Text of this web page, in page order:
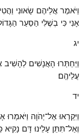
וַיֹּאמֶר אֲלֵיהֶם שָׂאוּנִי
אָנִי כִּי בְשֶׁלִּי הַסַּעַר
יג
וַיַּחְתְּרוּ הָאֲנָשִׁים לְהָשִׁיב
עֲלֵיהֶֽם׃
יד
וַיִּקְרְאוּ אֶל־יְהֹוָה
וְאַל־תִּתֵּן עָלֵינוּ דָּם